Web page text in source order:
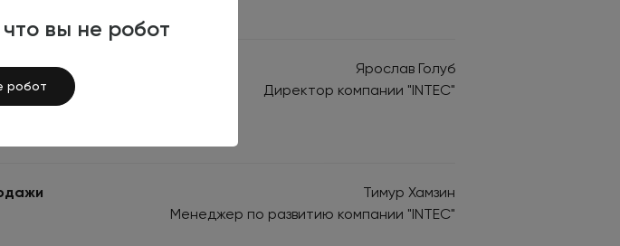
вы не робот
робот
их использовать
Ярослав Голуб
Директор компании "INTEC"
Тимур Хамзин
Менеджер по развитию компании "INTEC"